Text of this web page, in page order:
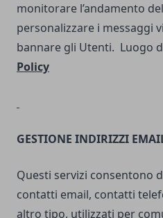
monitorare l’andamento
personalizzare i messaggi
bannare gli Utenti. Luogo
Policy
GESTIONE INDIRIZZI
Questi servizi consentono
contatti email, contatti
altro tipo, utilizzati per